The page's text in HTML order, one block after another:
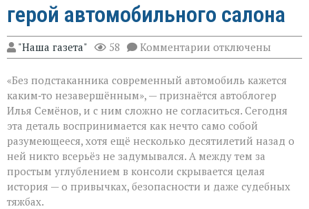
герой автомобильного салона
"Наша газета" 58 Комментарии к
записи
незаметный
герой
автомобильного
салона
отключены
«Без подстаканника современный автомобиль кажется
каким‑то незавершённым», — признаётся автоблогер
Илья Семёнов, и с ним сложно не согласиться. Сегодня
эта деталь воспринимается как нечто само собой
разумеющееся, хотя ещё несколько десятилетий назад о
ней никто всерьёз не задумывался. А между тем за
простым углублением в консоли скрывается целая
история — о привычках, безопасности и даже судебных
тяжбах.